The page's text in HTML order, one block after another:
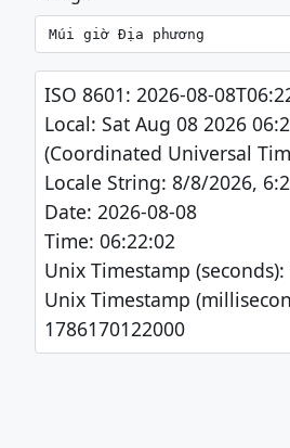
ISO 8601: 2026-08-
Local: Sat Aug 08 2026
(Coordinated Universal
Locale String: 8/8/2026,
Date: 2026-08-08
Time: 06:22:02
Unix Timestamp
Unix Timestamp
1786170122000